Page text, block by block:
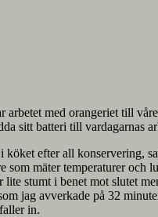
arbetet med orangeriet till
sitt batteri till vardagarnas
köket efter all konservering,
som mäter temperaturer
stumt i benet mot slutet
jag avverkade på 32
in.